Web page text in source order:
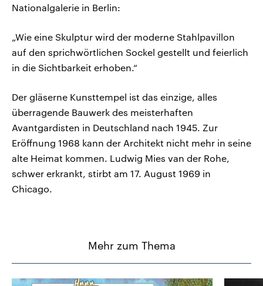
Nationalgalerie in Berlin:
„Wie eine Skulptur wird der moderne Stahlpavillon
auf den sprichwörtlichen Sockel gestellt und feierlich
in die Sichtbarkeit erhoben.“
Der gläserne Kunsttempel ist das einzige, alles
überragende Bauwerk des meisterhaften
Avantgardisten in Deutschland nach 1945. Zur
Eröffnung 1968 kann der Architekt nicht mehr in seine
alte Heimat kommen. Ludwig Mies van der Rohe,
schwer erkrankt, stirbt am 17. August 1969 in
Chicago.
Mehr zum Thema